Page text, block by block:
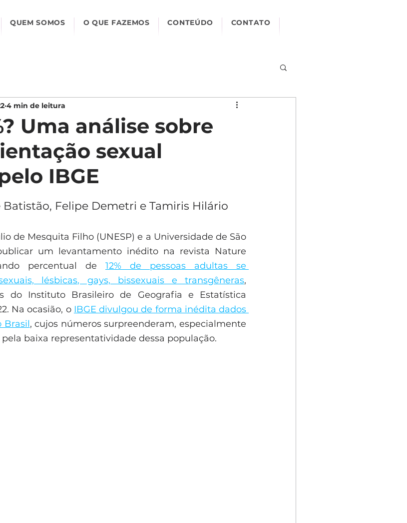
QUEM SOMOS O QUE FAZEMOS CONTEÚDO CONTATO
Uma análise sobre
sexual
IBGE
4 min de leitura
Felipe Demetri e Tamiris Hilário
de Mesquita Filho (UNESP) e a Universidade de São
um levantamento inédito na revista Nature
percentual de 12% de pessoas adultas se
lésbicas, gays, bissexuais e transgêneras,
do Instituto Brasileiro de Geografia e Estatística
Na ocasião, o IBGE divulgou de forma inédita dados
Brasil, cujos números surpreenderam, especialmente
baixa representatividade dessa população.